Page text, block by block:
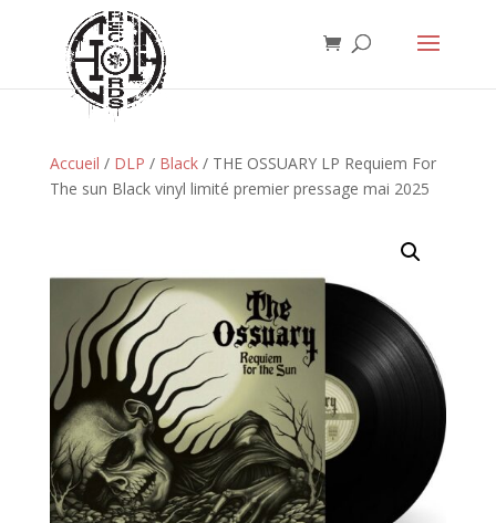
Accueil / DLP / Black/ THE OSSUARY LP Requiem For
The sun Black vinyl limité premier pressage mai 2025